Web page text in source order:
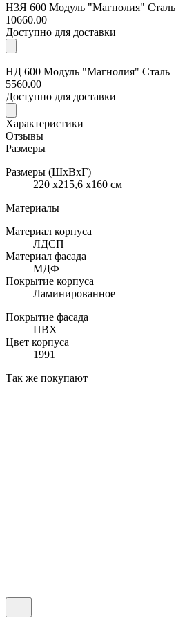
Н3Я 600 Модуль "Магнолия" Сталь
10660.00
Доступно для доставки
НД 600 Модуль "Магнолия" Сталь
5560.00
Доступно для доставки
Характеристики
Отзывы
Размеры
Размеры (ШхВхГ)
220 x215,6 x160 см
Материалы
Материал корпуса
ЛДСП
Материал фасада
МДФ
Покрытие корпуса
Ламинированное
Покрытие фасада
ПВХ
Цвет корпуса
1991
Так же покупают